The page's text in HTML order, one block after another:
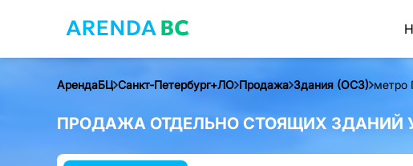
АрендаБЦ Санкт-Петербург+ЛО Продажа Здания (ОСЗ) метро
ПРОДАЖА ОТДЕЛЬНО СТОЯЩИХ ЗДАНИЙ